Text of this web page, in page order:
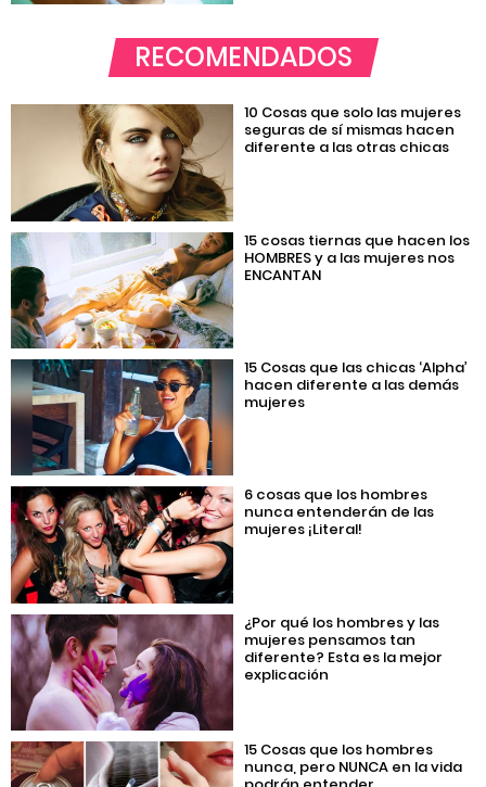
RECOMENDADOS
10 Cosas que solo las mujeres
seguras de sí mismas hacen
diferente a las otras chicas
15 cosas tiernas que hacen los
HOMBRES y a las mujeres nos
ENCANTAN
15 Cosas que las chicas ‘Alpha’
hacen diferente a las demás
mujeres
6 cosas que los hombres
nunca entenderán de las
mujeres ¡Literal!
¿Por qué los hombres y las
mujeres pensamos tan
diferente? Esta es la mejor
explicación
15 Cosas que los hombres
nunca, pero NUNCA en la vida